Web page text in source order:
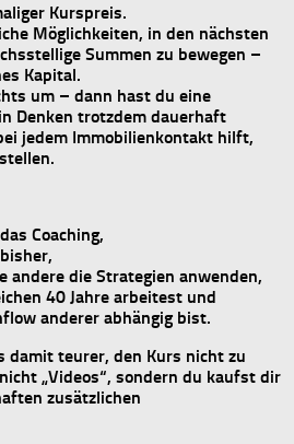
Kurspreis.
Möglichkeiten, in den nächsten
Summen zu bewegen –
Kapital.
um – dann hast du eine
Denken trotzdem dauerhaft
jedem Immobilienkontakt hilft,
Coaching,
andere die Strategien anwenden,
40 Jahre arbeitest und
anderer abhängig bist.
damit teurer, den Kurs nicht zu
„Videos“, sondern du kaufst dir
zusätzlichen